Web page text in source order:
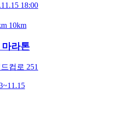
18:00
10km
마라톤
컵로 251